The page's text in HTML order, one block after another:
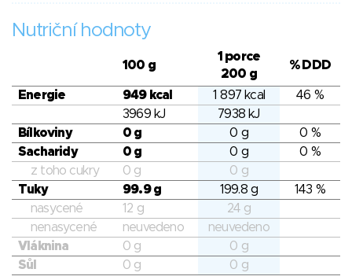
Nutriční hodnoty
100 g
1 porce
200 g
% DDD
Energie 949 kcal 1 897 kcal
46 %
3969 kJ
7938 kJ
Bílkoviny
0 g 0 g
0 %
Sacharidy
0 g 0 g
0 %
z toho cukry
0 g
0 g
Tuky
99.9 g 199.8 g
143 %
nasycené
12 g
24 g
nenasycené
neuvedeno
neuvedeno
Vláknina
0 g
0 g
Sůl
0 g 0 g